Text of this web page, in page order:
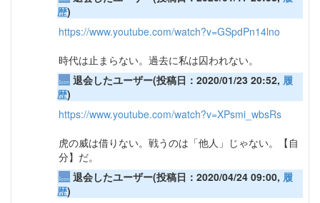
歴)
https://www.youtube.com/watch?v=GSpdPn14lno
時代は止まらない。過去に私は囚われない。
退会したユーザー(投稿日：2020/01/23 20:52, 履
歴)
https://www.youtube.com/watch?v=XPsmi_wbsRs
虎の威は借りない。戦うのは「他人」じゃない。【自
分】だ。
退会したユーザー(投稿日：2020/04/24 09:00, 履
歴)